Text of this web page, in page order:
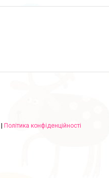
| Політика конфіденційності